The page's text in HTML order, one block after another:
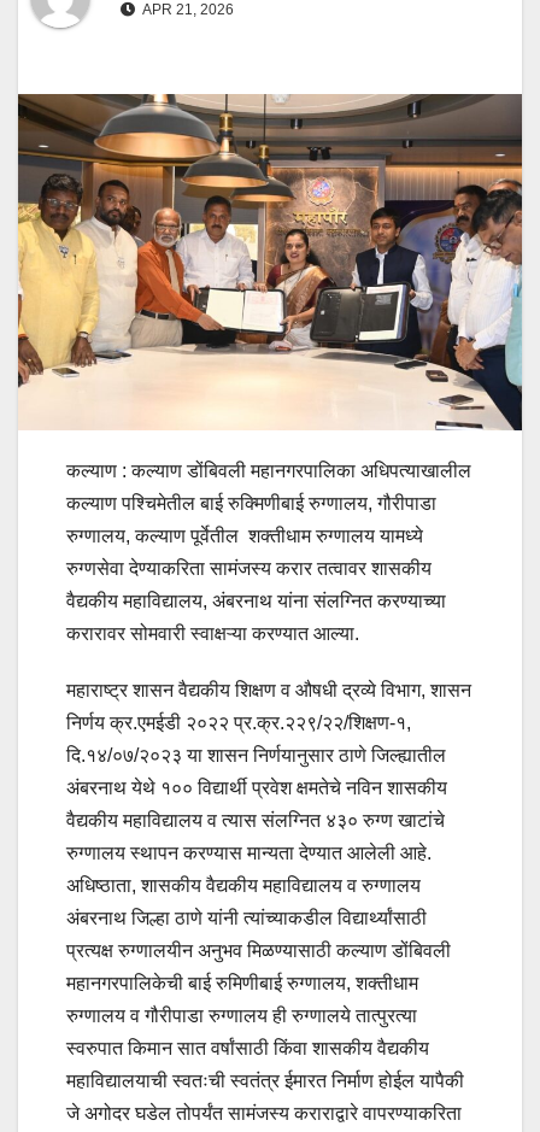
APR 21, 2026
कल्याण : कल्याण डोंबिवली महानगरपालिका अधिपत्याखालील
कल्याण पश्चिमेतील बाई रुक्मिणीबाई रुग्णालय, गौरीपाडा
रुग्णालय, कल्याण पूर्वेतील शक्तीधाम रुग्णालय यामध्ये
रुग्णसेवा देण्याकरिता सामंजस्य करार तत्वावर शासकीय
वैद्यकीय महाविद्यालय, अंबरनाथ यांना संलग्नित करण्याच्या
करारावर सोमवारी स्वाक्षऱ्या करण्यात आल्या.
महाराष्ट्र शासन वैद्यकीय शिक्षण व औषधी द्रव्ये विभाग, शासन
निर्णय क्र.एमईडी २०२२ प्र.क्र.२२९/२२/शिक्षण-१,
दि.१४/०७/२०२३ या शासन निर्णयानुसार ठाणे जिल्ह्यातील
अंबरनाथ येथे १०० विद्यार्थी प्रवेश क्षमतेचे नविन शासकीय
वैद्यकीय महाविद्यालय व त्यास संलग्नित ४३० रुग्ण खाटांचे
रुग्णालय स्थापन करण्यास मान्यता देण्यात आलेली आहे.
अधिष्ठाता, शासकीय वैद्यकीय महाविद्यालय व रुग्णालय
अंबरनाथ जिल्हा ठाणे यांनी त्यांच्याकडील विद्यार्थ्यांसाठी
प्रत्यक्ष रुग्णालयीन अनुभव मिळण्यासाठी कल्याण डोंबिवली
महानगरपालिकेची बाई रुमिणीबाई रुग्णालय, शक्तीधाम
रुग्णालय व गौरीपाडा रुग्णालय ही रुग्णालये तात्पुरत्या
स्वरुपात किमान सात वर्षांसाठी किंवा शासकीय वैद्यकीय
महाविद्यालयाची स्वतःची स्वतंत्र ईमारत निर्माण होईल यापैकी
जे अगोदर घडेल तोपर्यंत सामंजस्य कराराद्वारे वापरण्याकरिता